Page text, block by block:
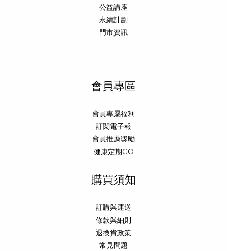
公益講座
永續計劃
門市資訊
會員專區
會員專屬福利
訂閱電子報
會員推薦獎勵
健康定期GO
購買須知
訂購與運送
條款與細則
退換貨政策
常見問題